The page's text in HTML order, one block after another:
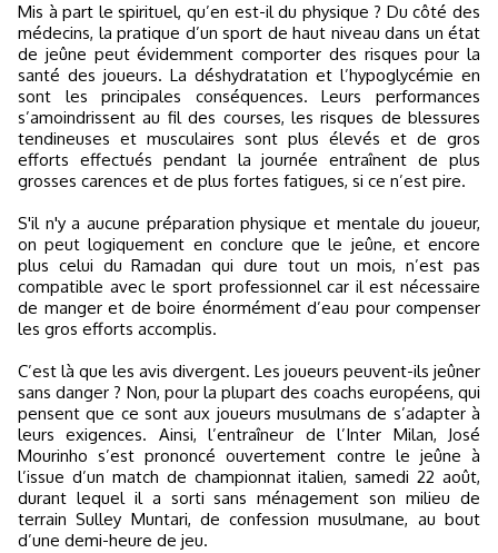
Mis à part le spirituel, qu’en est-il du physique ? Du côté des
médecins, la pratique d’un sport de haut niveau dans un état
de jeûne peut évidemment comporter des risques pour la
santé des joueurs. La déshydratation et l’hypoglycémie en
sont les principales conséquences. Leurs performances
s’amoindrissent au fil des courses, les risques de blessures
tendineuses et musculaires sont plus élevés et de gros
efforts effectués pendant la journée entraînent de plus
grosses carences et de plus fortes fatigues, si ce n’est pire.
S'il n'y a aucune préparation physique et mentale du joueur,
on peut logiquement en conclure que le jeûne, et encore
plus celui du Ramadan qui dure tout un mois, n’est pas
compatible avec le sport professionnel car il est nécessaire
de manger et de boire énormément d’eau pour compenser
les gros efforts accomplis.
C’est là que les avis divergent. Les joueurs peuvent-ils jeûner
sans danger ? Non, pour la plupart des coachs européens, qui
pensent que ce sont aux joueurs musulmans de s’adapter à
leurs exigences. Ainsi, l’entraîneur de l’Inter Milan, José
Mourinho s’est prononcé ouvertement contre le jeûne à
l’issue d’un match de championnat italien, samedi 22 août,
durant lequel il a sorti sans ménagement son milieu de
terrain Sulley Muntari, de confession musulmane, au bout
d’une demi-heure de jeu.